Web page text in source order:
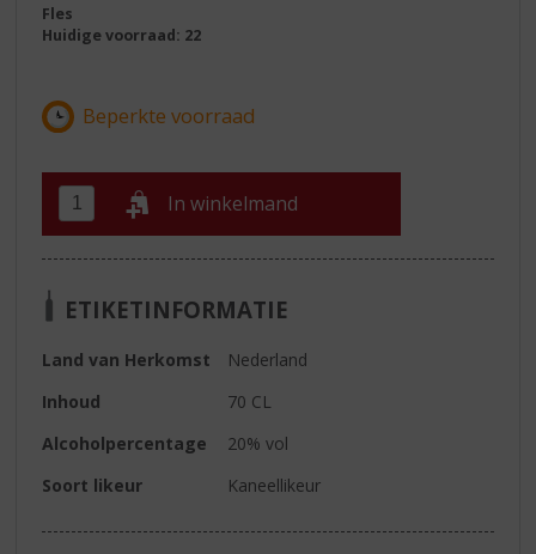
Fles
Huidige voorraad: 22
In winkelmand
ETIKETINFORMATIE
Land van Herkomst
Nederland
Inhoud
70 CL
Alcoholpercentage
20% vol
Soort likeur
Kaneellikeur